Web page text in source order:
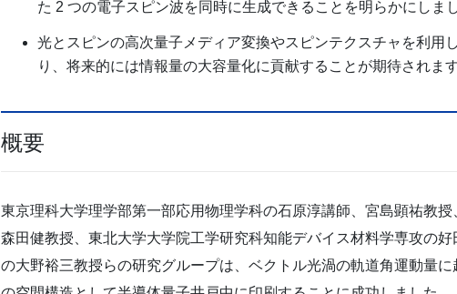
た 2 つの電子スピン波を同時に生成できることを明らかにしまし
光とスピンの高次量子メディア変換やスピンテクスチャを利用
り、将来的には情報量の大容量化に貢献することが期待されます
概要
東京理科大学理学部第一部応用物理学科の石原淳講師、宮島顕祐教
森田健教授、東北大学大学院工学研究科知能デバイス材料学専攻の
の大野裕三教授らの研究グループは、ベクトル光渦の軌道角運動量